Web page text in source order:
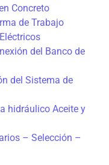
Concreto
de Trabajo
del Banco de
del Sistema de
hidráulico Aceite y
– Selección –